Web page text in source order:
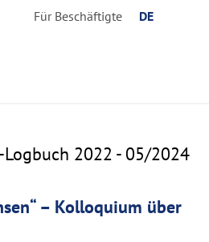
Für Beschäftigte DE
2022 - 05/2024
– Kolloquium über